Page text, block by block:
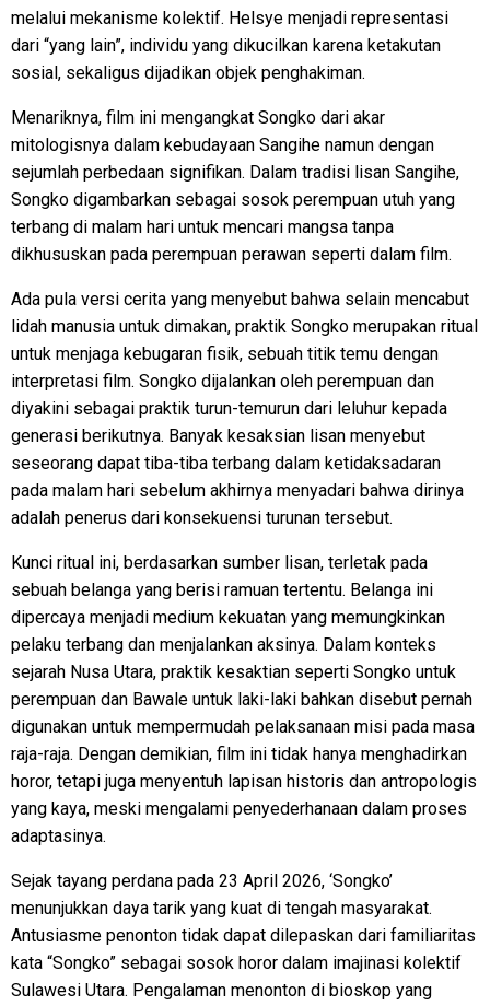
melalui mekanisme kolektif. Helsye menjadi representasi
dari “yang lain”, individu yang dikucilkan karena ketakutan
sosial, sekaligus dijadikan objek penghakiman.
Menariknya, film ini mengangkat Songko dari akar
mitologisnya dalam kebudayaan Sangihe namun dengan
sejumlah perbedaan signifikan. Dalam tradisi lisan Sangihe,
Songko digambarkan sebagai sosok perempuan utuh yang
terbang di malam hari untuk mencari mangsa tanpa
dikhususkan pada perempuan perawan seperti dalam film.
Ada pula versi cerita yang menyebut bahwa selain mencabut
lidah manusia untuk dimakan, praktik Songko merupakan ritual
untuk menjaga kebugaran fisik, sebuah titik temu dengan
interpretasi film. Songko dijalankan oleh perempuan dan
diyakini sebagai praktik turun-temurun dari leluhur kepada
generasi berikutnya. Banyak kesaksian lisan menyebut
seseorang dapat tiba-tiba terbang dalam ketidaksadaran
pada malam hari sebelum akhirnya menyadari bahwa dirinya
adalah penerus dari konsekuensi turunan tersebut.
Kunci ritual ini, berdasarkan sumber lisan, terletak pada
sebuah belanga yang berisi ramuan tertentu. Belanga ini
dipercaya menjadi medium kekuatan yang memungkinkan
pelaku terbang dan menjalankan aksinya. Dalam konteks
sejarah Nusa Utara, praktik kesaktian seperti Songko untuk
perempuan dan Bawale untuk laki-laki bahkan disebut pernah
digunakan untuk mempermudah pelaksanaan misi pada masa
raja-raja. Dengan demikian, film ini tidak hanya menghadirkan
horor, tetapi juga menyentuh lapisan historis dan antropologis
yang kaya, meski mengalami penyederhanaan dalam proses
adaptasinya.
Sejak tayang perdana pada 23 April 2026, ‘Songko’
menunjukkan daya tarik yang kuat di tengah masyarakat.
Antusiasme penonton tidak dapat dilepaskan dari familiaritas
kata “Songko” sebagai sosok horor dalam imajinasi kolektif
Sulawesi Utara. Pengalaman menonton di bioskop yang